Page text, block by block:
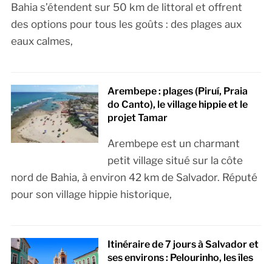
Bahia s’étendent sur 50 km de littoral et offrent
des options pour tous les goûts : des plages aux
eaux calmes,
Arembepe : plages (Piruí, Praia
do Canto), le village hippie et le
projet Tamar
Arembepe est un charmant
petit village situé sur la côte
nord de Bahia, à environ 42 km de Salvador. Réputé
pour son village hippie historique,
Itinéraire de 7 jours à Salvador et
ses environs : Pelourinho, les îles